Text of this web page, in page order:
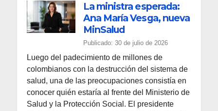
La ministra esperada:
Ana María Vesga, nueva
MinSalud
Publicado: 30 de julio de 2026
Luego del padecimiento de millones de
colombianos con la destrucción del sistema de
salud, una de las preocupaciones consistía en
conocer quién estaría al frente del Ministerio de
Salud y la Protección Social. El presidente